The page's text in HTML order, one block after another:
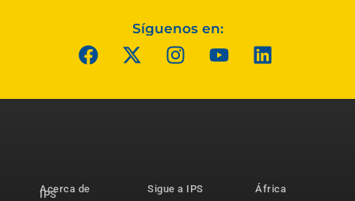
Síguenos en:
Acerca de
IPS
Sigue a IPS
África